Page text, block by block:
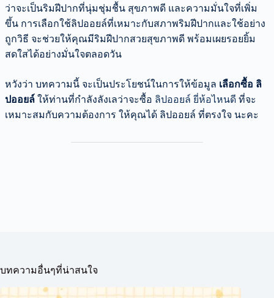
ว่าจะเป็นริมฝีปากที่นุ่มชุ่มชื้น สุขภาพดี และความมั่นใจที่เพิ่ม
ขึ้น การเลือกใช้ลิปออยล์ที่เหมาะกับสภาพริมฝีปากและใช้อย่าง
ถูกวิธี จะช่วยให้คุณมีริมฝีปากสวยสุขภาพดี พร้อมเผยรอยยิ้ม
สดใสได้อย่างมั่นใจตลอดวัน
หวังว่า บทความนี้ จะเป็นประโยชน์ในการให้ข้อมูล เลือกซื้อ ลิ
ปออยล์ ให้ท่านที่กำลังลังเลว่าจะซื้อ ลิปออยล์ ยี่ห้อไหนดี ที่จะ
เหมาะสมกับความต้องการ ให้คุณได้ ลิปออยล์ ที่ตรงใจ นะคะ
บทความอื่นๆที่น่าสนใจ